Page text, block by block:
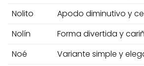
Nolito
Apodo diminutivo y
Nolín
Forma divertida y
Noé
Variante simple y